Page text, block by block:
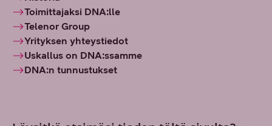
Toimittajaksi DNA:lle
Telenor Group
Yrityksen yhteystiedot
Uskallus on DNA:ssamme
DNA:n tunnustukset